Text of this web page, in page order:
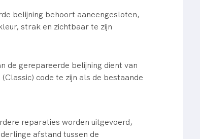
belijning behoort aaneengesloten,
strak en zichtbaar te zijn
de gerepareerde belijning dient van
(Classic) code te zijn als de bestaande
reparaties worden uitgevoerd,
afstand tussen de